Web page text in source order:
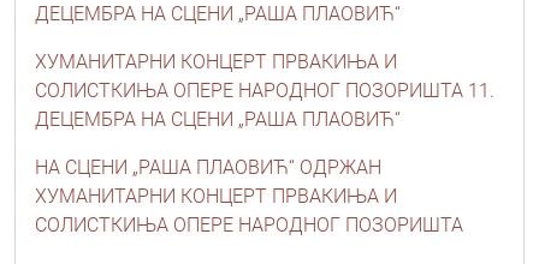
ДЕЦЕМБРА НА СЦЕНИ „РАША ПЛАОВИЋ“
ХУМАНИТАРНИ КОНЦЕРТ ПРВАКИЊА И
СОЛИСТКИЊА ОПЕРЕ НАРОДНОГ ПОЗОРИШТА 11.
ДЕЦЕМБРА НА СЦЕНИ „РАША ПЛАОВИЋ“
НА СЦЕНИ „РАША ПЛАОВИЋ“ ОДРЖАН
ХУМАНИТАРНИ КОНЦЕРТ ПРВАКИЊА И
СОЛИСТКИЊА ОПЕРЕ НАРОДНОГ ПОЗОРИШТА